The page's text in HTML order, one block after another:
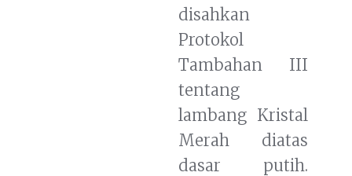
disahkan
Protokol
Tambahan III
tentang
lambang Kristal
Merah diatas
dasar putih.